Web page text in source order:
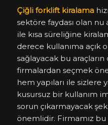
Çiğli forklift kiralama
sektöre faydası olan
ile kısa süreliğine
derece kullanıma açık
sağlayacak bu araçların
firmalardan seçmek
hem yapıları ile sizlere
kusursuz bir kullanım
sorun çıkarmayacak
önemlidir. Firmamız